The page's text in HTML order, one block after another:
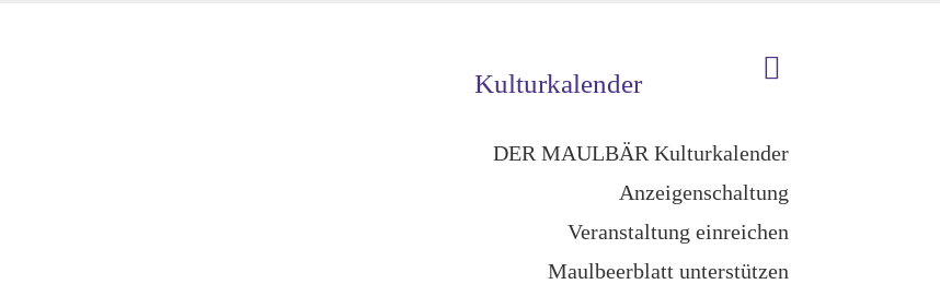
Kulturkalender
DER MAULBÄR Kulturkalender
Anzeigenschaltung
Veranstaltung einreichen
Maulbeerblatt unterstützen